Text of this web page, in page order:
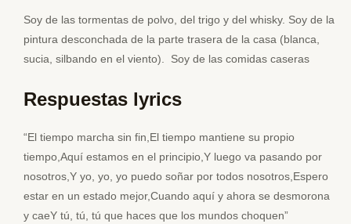
Soy de las tormentas de polvo, del trigo y del whisky. Soy de la
pintura desconchada de la parte trasera de la casa (blanca,
sucia, silbando en el viento). Soy de las comidas caseras
Respuestas lyrics
“El tiempo marcha sin fin,El tiempo mantiene su propio
tiempo,Aquí estamos en el principio,Y luego va pasando por
nosotros,Y yo, yo, yo puedo soñar por todos nosotros,Espero
estar en un estado mejor,Cuando aquí y ahora se desmorona
y caeY tú, tú, tú que haces que los mundos choquen”